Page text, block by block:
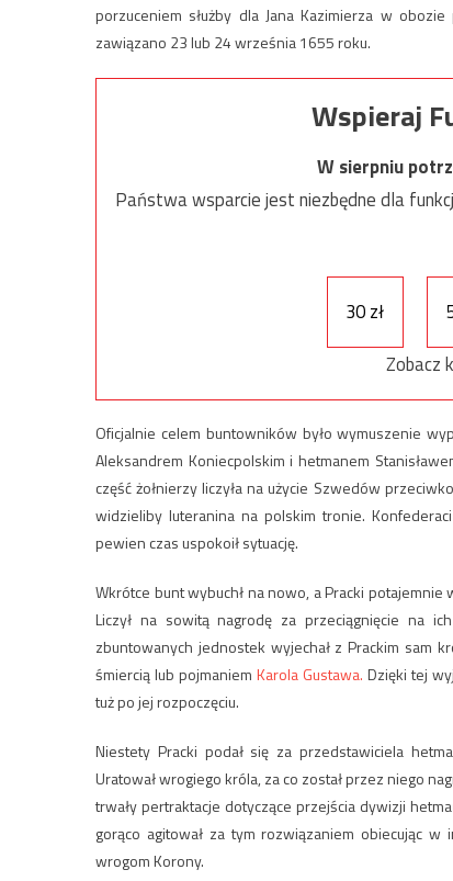
porzuceniem służby dla Jana Kazimierza w
zawiązano 23 lub 24 września 1655 roku.
Wspieraj
W sierpniu
Państwa wsparcie jest niezbędne dla
30 zł
Zobacz
Oficjalnie celem buntowników było wymuszenie
Aleksandrem Koniecpolskim i hetmanem
część żołnierzy liczyła na użycie Szwedów
widzieliby luteranina na polskim tronie.
pewien czas uspokoił sytuację.
Wkrótce bunt wybuchł na nowo, a Pracki potajemnie
Liczył na sowitą nagrodę za przeciągnięcie na
zbuntowanych jednostek wyjechał z Prackim sam
śmiercią lub pojmaniem Karola Gustawa. Dzięki tej
tuż po jej rozpoczęciu.
Niestety Pracki podał się za przedstawiciela
Uratował wrogiego króla, za co został przez niego
trwały pertraktacje dotyczące przejścia dywizji
gorąco agitował za tym rozwiązaniem obiecując
wrogom Korony.